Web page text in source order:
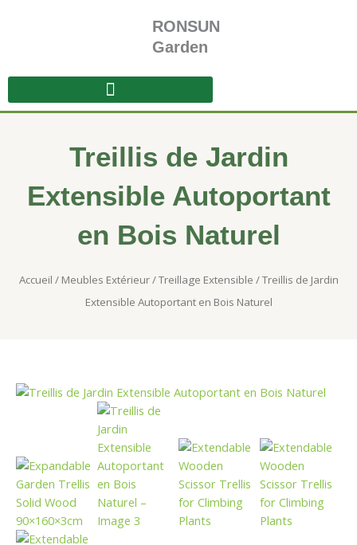
RONSUN
Garden
Treillis de Jardin
Extensible Autoportant
en Bois Naturel
Accueil / Meubles Extérieur/Treillage Extensible / Treillis de Jardin
Extensible Autoportant en Bois Naturel